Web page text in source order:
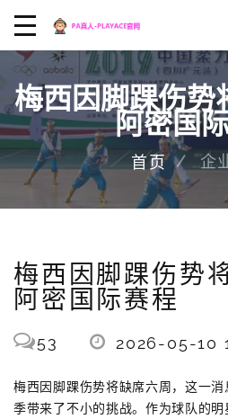
梅西因脚踝伤势
阿密国
首页 企
梅西因脚踝伤势
阿密国际赛程
53 2026-05-10
梅西因脚踝伤势将缺席六周，这一
季带来了不小的挑战。作为球队的